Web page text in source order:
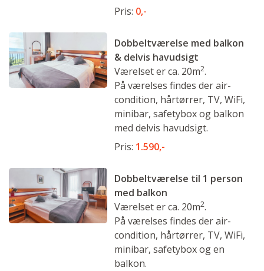
Pris: 0,-
Dobbeltværelse med balkon
& delvis havudsigt
Værelset er ca. 20m2.
På værelses findes der air-
condition, hårtørrer, TV, WiFi,
minibar, safetybox og balkon
med delvis havudsigt.
Pris: 1.590,-
Dobbeltværelse til 1 person
med balkon
Værelset er ca. 20m2.
På værelses findes der air-
condition, hårtørrer, TV, WiFi,
minibar, safetybox og en
balkon.